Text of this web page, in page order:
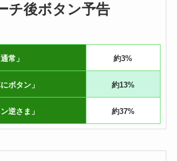
チ後ボタン予告
通常」 約3%
ボタン」 約13%
逆さま」 約37%